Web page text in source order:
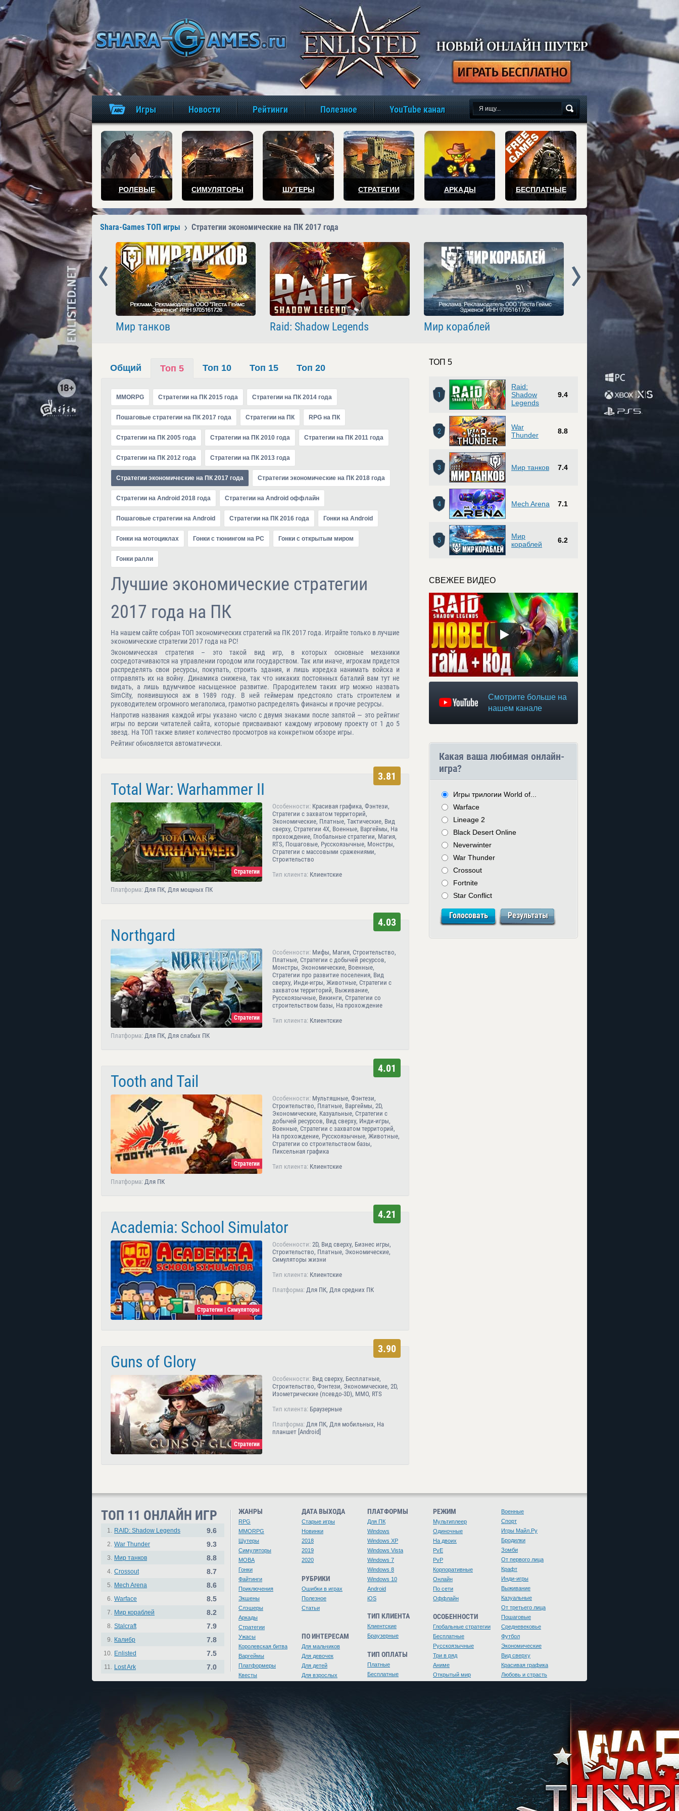
игры онлайн бесплатно
Игры Новости Рейтинги Полезное YouTube канал
РОЛЕВЫЕ СИМУЛЯТОРЫ ШУТЕРЫ СТРАТЕГИИ АРКАДЫ БЕСПЛАТНЫЕ
Shara-Games ТОП игры Стратегии экономические на ПК 2017 года
Мир танков Raid: Shadow Legends Мир кораблей Crossout
Prev Next
Общий Топ 5 Топ 10 Топ 15 Топ 20
MMORPG Стратегии на ПК 2015 года Стратегии на ПК 2014 года
Пошаговые стратегии на ПК 2017 года Стратегии на ПК RPG на ПК
Стратегии на ПК 2005 года Стратегии на ПК 2010 года Стратегии на ПК 2011 года
Стратегии на ПК 2012 года Стратегии на ПК 2013 года
Стратегии экономические на ПК 2017 года Стратегии экономические на ПК 2018 года
Стратегии на Android 2018 года Стратегии на Android оффлайн
Пошаговые стратегии на Android Стратегии на ПК 2016 года Гонки на Android
Гонки на мотоциклах Гонки с тюнингом на PC Гонки с открытым миром
Гонки ралли
Лучшие экономические стратегии
2017 года на ПК
На нашем сайте собран ТОП экономических стратегий на ПК 2017 года. Играйте только в лучшие
экономические стратегии 2017 года на PC!
Экономическая стратегия – это такой вид игр, в которых основные механики
сосредотачиваются на управлении городом или государством. Так или иначе, игрокам придется
распределять свои ресурсы, покупать, строить здания, и лишь изредка нанимать войска и
отправлять их на войну. Динамика снижена, так что никаких постоянных баталий вам тут не
видать, а лишь вдумчивое насыщенное развитие. Прародителем таких игр можно назвать
SimCity, появившуюся аж в 1989 году. В ней геймерам предстояло стать строителем и
руководителем огромного мегаполиса, грамотно распределять финансы и прочие ресурсы.
Напротив названия каждой игры указано число с двумя знаками после запятой — это рейтинг
игры по версии читателей сайта, которые присваивают каждому игровому проекту от 1 до 5
звезд. На ТОП также влияет количество просмотров на конкретном обзоре игры.
Рейтинг обновляется автоматически.
Total War: Warhammer II
3.81
Стратегии
Особенности: Красивая графика, Фэнтези,
Стратегии с захватом территорий,
Экономические, Платные, Тактические, Вид
сверху, Стратегии 4X, Военные, Варгеймы, На
прохождение, Глобальные стратегии, Магия,
RTS, Пошаговые, Русскоязычные, Монстры,
Стратегии с массовыми сражениями,
Строительство
Тип клиента: Клиентские
Платформа: Для ПК, Для мощных ПК
Northgard
4.03
Стратегии
Особенности: Мифы, Магия, Строительство,
Платные, Стратегии с добычей ресурсов,
Монстры, Экономические, Военные,
Стратегии про развитие поселения, Вид
сверху, Инди-игры, Животные, Стратегии с
захватом территорий, Выживание,
Русскоязычные, Викинги, Стратегии со
строительством базы, На прохождение
Тип клиента: Клиентские
Платформа: Для ПК, Для слабых ПК
Tooth and Tail
4.01
Стратегии
Особенности: Мультяшные, Фэнтези,
Строительство, Платные, Варгеймы, 2D,
Экономические, Казуальные, Стратегии с
добычей ресурсов, Вид сверху, Инди-игры,
Военные, Стратегии с захватом территорий,
На прохождение, Русскоязычные, Животные,
Стратегии со строительством базы,
Пиксельная графика
Тип клиента: Клиентские
Платформа: Для ПК
Academia: School Simulator
4.21
Стратегии | Симуляторы
Особенности: 2D, Вид сверху, Бизнес игры,
Строительство, Платные, Экономические,
Симуляторы жизни
Тип клиента: Клиентские
Платформа: Для ПК, Для средних ПК
Guns of Glory
3.90
Стратегии
Особенности: Вид сверху, Бесплатные,
Строительство, Фэнтези, Экономические, 2D,
Изометрические (псевдо-3D), MMO, RTS
Тип клиента: Браузерные
Платформа: Для ПК, Для мобильных, На
планшет [Android]
ТОП 5
1
Raid:
Shadow
Legends
9.4
2
War
Thunder
8.8
3 Мир танков 7.4
4 Mech Arena 7.1
5
Мир
кораблей
6.2
СВЕЖЕЕ ВИДЕО
Смотрите больше на
нашем канале
Какая ваша любимая онлайн-
игра?
Игры трилогии World of...
Warface
Lineage 2
Black Desert Online
Neverwinter
War Thunder
Crossout
Fortnite
Star Conflict
ТОП 11 ОНЛАЙН ИГР
1. RAID: Shadow Legends 9.6
2. War Thunder 9.3
3. Мир танков 8.8
4. Crossout 8.7
5. Mech Arena 8.6
6. Warface 8.5
7. Мир кораблей 8.2
8. Stalcraft 7.9
9. Калибр 7.8
10. Enlisted 7.5
11. Lost Ark 7.0
ЖАНРЫ
RPG
MMORPG
Шутеры
Симуляторы
MOBA
Гонки
Файтинги
Приключения
Экшены
Слэшеры
Аркады
Стратегии
Ужасы
Королевская битва
Варгеймы
Платформеры
Квесты
ДАТА ВЫХОДА
Старые игры
Новинки
2018
2019
2020
РУБРИКИ
Ошибки в играх
Полезное
Статьи
ПО ИНТЕРЕСАМ
Для мальчиков
Для девочек
Для детей
Для взрослых
ПЛАТФОРМЫ
Для ПК
Windows
Windows XP
Windows Vista
Windows 7
Windows 8
Windows 10
Android
iOS
ТИП КЛИЕНТА
Клиентские
Браузерные
ТИП ОПЛАТЫ
Платные
Бесплатные
РЕЖИМ
Мультиплеер
Одиночные
На двоих
PvE
PvP
Корпоративные
Онлайн
По сети
Оффлайн
ОСОБЕННОСТИ
Глобальные стратегии
Бесплатные
Русскоязычные
Три в ряд
Аниме
Открытый мир
Военные
Спорт
Игры Майл.Ру
Бродилки
Зомби
От первого лица
Крафт
Инди-игры
Выживание
Казуальные
От третьего лица
Пошаговые
Средневековье
Футбол
Экономические
Вид сверху
Красивая графика
Любовь и страсть